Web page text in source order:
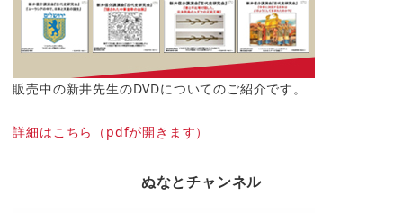
販売中の新井先生のDVDについてのご紹介です。
詳細はこちら（pdfが開きます）
ぬなとチャンネル